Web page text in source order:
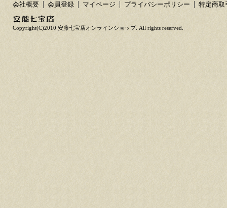
会社概要 会員登録 マイページ プライバシーポリシー 特定商取
Copyright(C)2010 安藤七宝店オンラインショップ. All rights reserved.